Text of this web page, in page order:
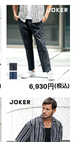
6,930円 (税込)